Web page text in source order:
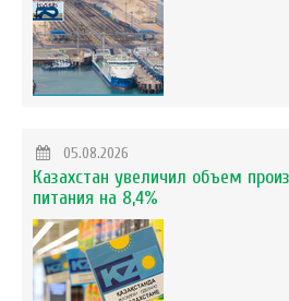
05.08.2026
Казахстан увеличил объем
питания на 8,4%